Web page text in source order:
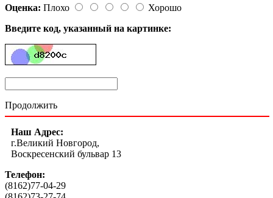
Оценка: Плохо
Хорошо
Введите код, указанный на картинке:
Продолжить
Наш Адрес:
г.Великий Новгород,
Воскресенский бульвар 13
Телефон:
(8162)77-04-29